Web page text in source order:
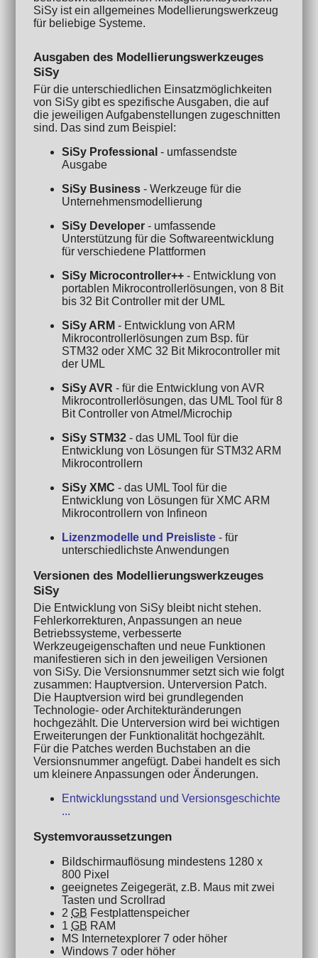
SiSy ist ein allgemeines Modellierungswerkzeug
für beliebige Systeme.
Ausgaben des Modellierungswerkzeuges
SiSy
Für die unterschiedlichen Einsatzmöglichkeiten
von SiSy gibt es spezifische Ausgaben, die auf
die jeweiligen Aufgabenstellungen zugeschnitten
sind. Das sind zum Beispiel:
SiSy Professional - umfassendste
Ausgabe
SiSy Business - Werkzeuge für die
Unternehmensmodellierung
SiSy Developer - umfassende
Unterstützung für die Softwareentwicklung
für verschiedene Plattformen
SiSy Microcontroller++ - Entwicklung von
portablen Mikrocontrollerlösungen, von 8 Bit
bis 32 Bit Controller mit der UML
SiSy ARM - Entwicklung von ARM
Mikrocontrollerlösungen zum Bsp. für
STM32 oder XMC 32 Bit Mikrocontroller mit
der UML
SiSy AVR - für die Entwicklung von AVR
Mikrocontrollerlösungen, das UML Tool für 8
Bit Controller von Atmel/Microchip
SiSy STM32 - das UML Tool für die
Entwicklung von Lösungen für STM32 ARM
Mikrocontrollern
SiSy XMC - das UML Tool für die
Entwicklung von Lösungen für XMC ARM
Mikrocontrollern von Infineon
Lizenzmodelle und Preisliste - für
unterschiedlichste Anwendungen
Versionen des Modellierungswerkzeuges
SiSy
Die Entwicklung von SiSy bleibt nicht stehen.
Fehlerkorrekturen, Anpassungen an neue
Betriebssysteme, verbesserte
Werkzeugeigenschaften und neue Funktionen
manifestieren sich in den jeweiligen Versionen
von SiSy. Die Versionsnummer setzt sich wie folgt
zusammen: Hauptversion. Unterversion Patch.
Die Hauptversion wird bei grundlegenden
Technologie- oder Architekturänderungen
hochgezählt. Die Unterversion wird bei wichtigen
Erweiterungen der Funktionalität hochgezählt.
Für die Patches werden Buchstaben an die
Versionsnummer angefügt. Dabei handelt es sich
um kleinere Anpassungen oder Änderungen.
Entwicklungsstand und Versionsgeschichte
...
Systemvoraussetzungen
Bildschirmauflösung mindestens 1280 x
800 Pixel
geeignetes Zeigegerät, z.B. Maus mit zwei
Tasten und Scrollrad
2GB Festplattenspeicher
1GB RAM
MS Internetexplorer 7 oder höher
Windows 7 oder höher